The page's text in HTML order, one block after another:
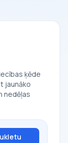
ķēde
jaunāko
nedēļas